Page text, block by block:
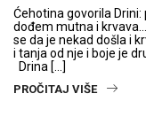
Ćehotina govorila
dođem mutna i
se da je nekad došla i
i tanja od nje i boje je
Drina […]
PROČITAJ VIŠE